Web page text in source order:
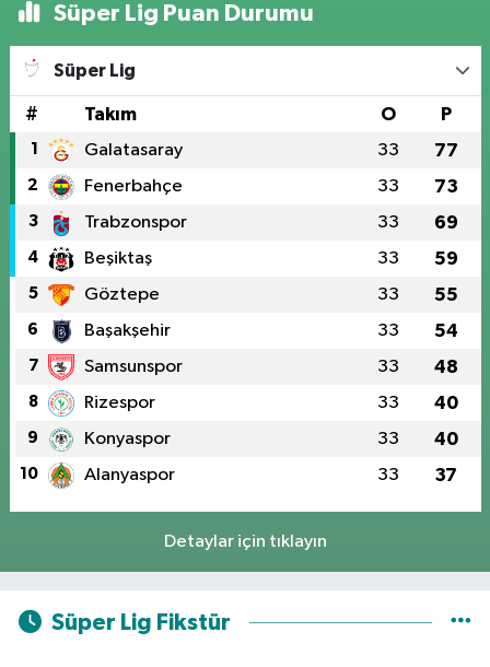
Süper Lig Puan Durumu
Süper Lig
# Takım O P
1 Galatasaray 33 77
2 Fenerbahçe 33 73
3 Trabzonspor 33 69
4 Beşiktaş 33 59
5 Göztepe 33 55
6 Başakşehir 33 54
7 Samsunspor 33 48
8 Rizespor 33 40
9 Konyaspor 33 40
10 Alanyaspor 33 37
Detaylar için tıklayın
Süper Lig Fikstür